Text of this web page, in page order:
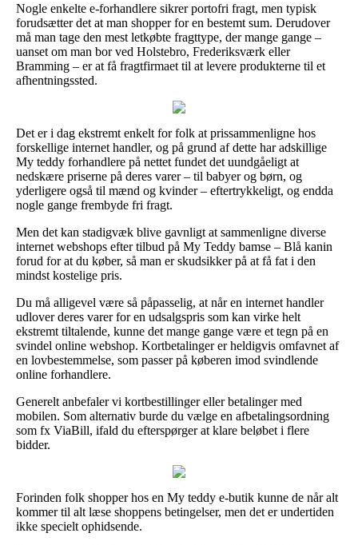
Nogle enkelte e-forhandlere sikrer portofri fragt, men typisk
forudsætter det at man shopper for en bestemt sum. Derudover
må man tage den mest letkøbte fragttype, der mange gange –
uanset om man bor ved Holstebro, Frederiksværk eller
Bramming – er at få fragtfirmaet til at levere produkterne til et
afhentningssted.
Det er i dag ekstremt enkelt for folk at prissammenligne hos
forskellige internet handler, og på grund af dette har adskillige
My teddy forhandlere på nettet fundet det uundgåeligt at
nedskære priserne på deres varer – til babyer og børn, og
yderligere også til mænd og kvinder – eftertrykkeligt, og endda
nogle gange frembyde fri fragt.
Men det kan stadigvæk blive gavnligt at sammenligne diverse
internet webshops efter tilbud på My Teddy bamse – Blå kanin
forud for at du køber, så man er skudsikker på at få fat i den
mindst kostelige pris.
Du må alligevel være så påpasselig, at når en internet handler
udlover deres varer for en udsalgspris som kan virke helt
ekstremt tiltalende, kunne det mange gange være et tegn på en
svindel online webshop. Kortbetalinger er heldigvis omfavnet af
en lovbestemmelse, som passer på køberen imod svindlende
online forhandlere.
Generelt anbefaler vi kortbestillinger eller betalinger med
mobilen. Som alternativ burde du vælge en afbetalingsordning
som fx ViaBill, ifald du efterspørger at klare beløbet i flere
bidder.
Forinden folk shopper hos en My teddy e-butik kunne de når alt
kommer til alt læse shoppens betingelser, men det er undertiden
ikke specielt ophidsende.